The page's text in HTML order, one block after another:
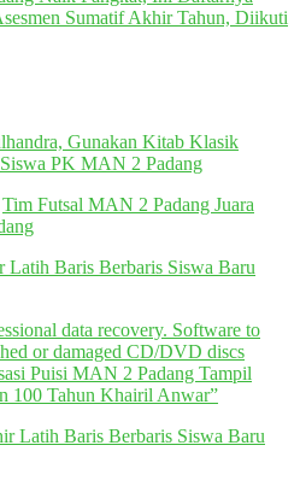
Sumatif Akhir Tahun, Diikuti
Gunakan Kitab Klasik
PK MAN 2 Padang
Tim Futsal MAN 2 Padang Juara
Latih Baris Berbaris Siswa Baru
data recovery. Software to
or damaged CD/DVD discs
Puisi MAN 2 Padang Tampil
100 Tahun Khairil Anwar”
Latih Baris Berbaris Siswa Baru